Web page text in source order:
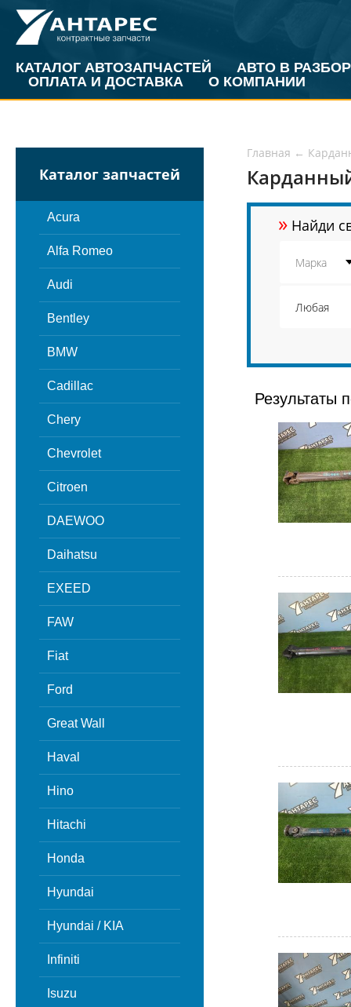
КАТАЛОГ АВТОЗАПЧАСТЕЙ
АВТО В РАЗБОР
ОПЛАТА И ДОСТАВКА
О КОМПАНИИ
Каталог запчастей
Acura
Alfa Romeo
Audi
Bentley
BMW
Cadillac
Chery
Chevrolet
Citroen
DAEWOO
Daihatsu
EXEED
FAW
Fiat
Ford
Great Wall
Haval
Hino
Hitachi
Honda
Hyundai
Hyundai / KIA
Infiniti
Isuzu
Главная ←
» Найди
Результаты